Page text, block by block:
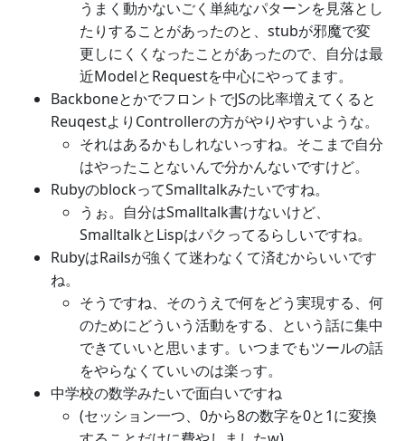
うまく動かないごく単純なパターンを見落とし
たりすることがあったのと、stubが邪魔で変
更しにくくなったことがあったので、自分は最
近ModelとRequestを中心にやってます。
BackboneとかでフロントでJSの比率増えてくると
ReuqestよりControllerの方がやりやすいような。
それはあるかもしれないっすね。そこまで自分
はやったことないんで分かんないですけど。
RubyのblockってSmalltalkみたいですね。
うぉ。自分はSmalltalk書けないけど、
SmalltalkとLispはパクってるらしいですね。
RubyはRailsが強くて迷わなくて済むからいいです
ね。
そうですね、そのうえで何をどう実現する、何
のためにどういう活動をする、という話に集中
できていいと思います。いつまでもツールの話
をやらなくていいのは楽っす。
中学校の数学みたいで面白いですね
(セッション一つ、0から8の数字を0と1に変換